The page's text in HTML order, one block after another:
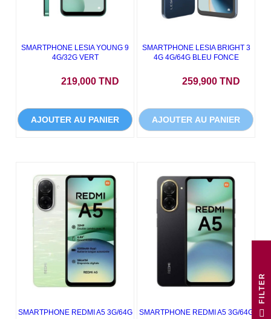
SMARTPHONE LESIA YOUNG 9
4G/32G VERT
219,000 TND
AJOUTER AU PANIER
SMARTPHONE LESIA BRIGHT 3
4G 4G/64G BLEU FONCE
259,900 TND
AJOUTER AU PANIER
SMARTPHONE REDMI A5 3G/64G
SMARTPHONE REDMI A5 3G/64G
R